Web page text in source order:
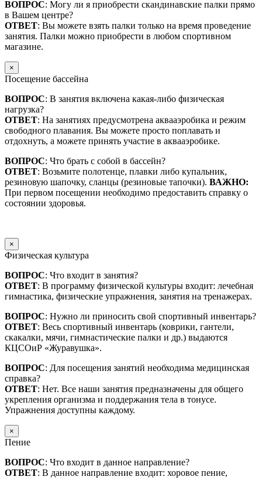
ВОПРОС: Могу ли я приобрести скандинавские палки прямо
в Вашем центре?
ОТВЕТ: Вы можете взять палки только на время проведение
занятия. Палки можно приобрести в любом спортивном
магазине.
×
Посещение бассейна
ВОПРОС: В занятия включена какая-либо физическая
нагрузка?
ОТВЕТ: На занятиях предусмотрена аквааэробика и режим
свободного плавания. Вы можете просто поплавать и
отдохнуть, а можете принять участие в аквааэробике.
ВОПРОС: Что брать с собой в бассейн?
ОТВЕТ: Возьмите полотенце, плавки либо купальник,
резиновую шапочку, сланцы (резиновые тапочки). ВАЖНО:
При первом посещении необходимо предоставить справку о
состоянии здоровья.
×
Физическая культура
ВОПРОС: Что входит в занятия?
ОТВЕТ: В программу физической культуры входит: лечебная
гимнастика, физические упражнения, занятия на тренажерах.
ВОПРОС: Нужно ли приносить свой спортивный инвентарь?
ОТВЕТ: Весь спортивный инвентарь (коврики, гантели,
скакалки, мячи, гимнастические палки и др.) выдаются
КЦСОиР «Журавушка».
ВОПРОС: Для посещения занятий необходима медицинская
справка?
ОТВЕТ: Нет. Все наши занятия предназначены для общего
укрепления организма и поддержания тела в тонусе.
Упражнения доступны каждому.
×
Пение
ВОПРОС: Что входит в данное направление?
ОТВЕТ: В данное направление входит: хоровое пение,